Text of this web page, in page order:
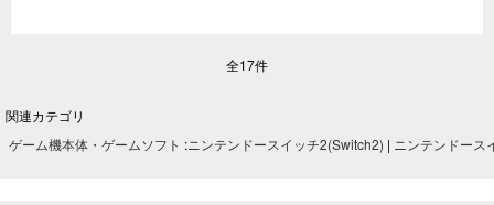
全17件
関連カテゴリ
ゲーム機本体・ゲームソフト :ニンテンドースイッチ2(Switch2) | ニンテンドース